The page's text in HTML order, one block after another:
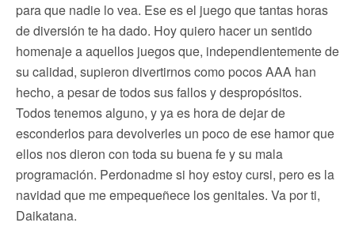
para que nadie lo vea. Ese es el juego que tantas horas
de diversión te ha dado. Hoy quiero hacer un sentido
homenaje a aquellos juegos que, independientemente de
su calidad, supieron divertirnos como pocos AAA han
hecho, a pesar de todos sus fallos y despropósitos.
Todos tenemos alguno, y ya es hora de dejar de
esconderlos para devolverles un poco de ese hamor que
ellos nos dieron con toda su buena fe y su mala
programación. Perdonadme si hoy estoy cursi, pero es la
navidad que me empequeñece los genitales. Va por ti,
Daikatana.